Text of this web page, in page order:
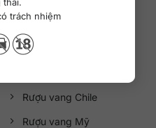
trách nhiệm
Rượu vang Chile
Rượu vang Mỹ